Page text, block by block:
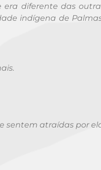
diferente das
indígena de
sentem atraídas por